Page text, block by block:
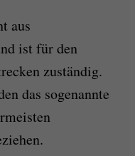
aus
ist für den
zuständig.
das sogenannte